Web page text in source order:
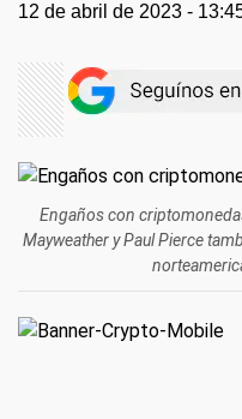
12 de abril de 2023 -
Engaños con
Mayweather y Paul Pierce